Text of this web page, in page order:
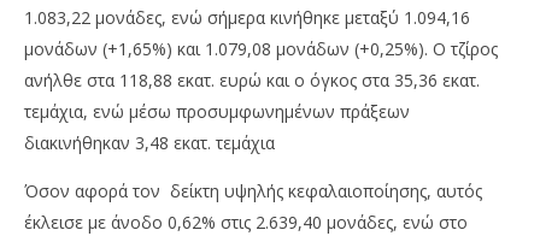
NOW VIEWING
Με άνοδο 0,64%, έκλεισε ο γενικός δείκτης στις
10/03/2023
pressroom
1.083,22 μονάδες, ενώ σήμερα κινήθηκε μεταξύ 1.094,16
μονάδων (+1,65%) και 1.079,08 μονάδων (+0,25%). Ο τζίρος
ανήλθε στα 118,88 εκατ. ευρώ και ο όγκος στα 35,36 εκατ.
τεμάχια, ενώ μέσω προσυμφωνημένων πράξεων
διακινήθηκαν 3,48 εκατ. τεμάχια
Όσον αφορά τον δείκτη υψηλής κεφαλαιοποίησης, αυτός
έκλεισε με άνοδο 0,62% στις 2.639,40 μονάδες, ενώ στο